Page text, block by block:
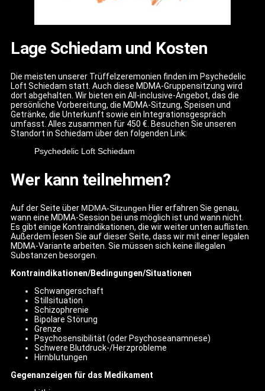
Lage Schiedam und Kosten
Die meisten unserer Trüffelzeremonien finden im Psychedelic
Loft Schiedam statt. Auch diese MDMA-Gruppensitzung wird
dort abgehalten. Wir bieten ein All-inclusive-Angebot, das die
persönliche Vorbereitung, die MDMA-Sitzung, Speisen und
Getränke, die Unterkunft sowie ein Integrationsgespräch
umfasst. Alles zusammen für 450 €. Besuchen Sie unseren
Standort in Schiedam über den folgenden Link:
Psychedelic Loft Schiedam
Wer kann teilnehmen?
Auf der Seite über MDMA-Sitzungen Hier erfahren Sie genau,
wann eine MDMA-Session bei uns möglich ist und wann nicht.
Es gibt einige Kontraindikationen, die wir weiter unten auflisten.
Außerdem lesen Sie auf dieser Seite, dass wir mit einer legalen
MDMA-Variante arbeiten. Sie müssen sich keine illegalen
Substanzen besorgen.
Kontraindikationen/Bedingungen/Situationen
Schwangerschaft
Stillsituation
Schizophrenie
Bipolare Störung
Grenze
Psychosensibilität (oder Psychoseanamnese)
Schwere Blutdruck-/Herzprobleme
Hirnblutungen
Gegenanzeigen für das Medikament